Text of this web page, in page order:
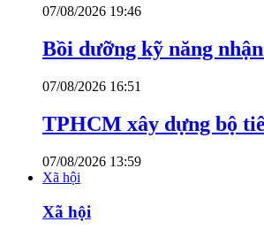
07/08/2026 19:46
Bồi dưỡng kỹ năng
07/08/2026 16:51
TPHCM xây dựng bộ
07/08/2026 13:59
Xã hội
Xã hội